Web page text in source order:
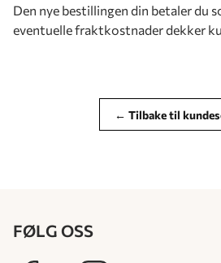
Den nye bestillingen din betaler du
eventuelle fraktkostnader dekker
← Tilbake til
FØLG OSS